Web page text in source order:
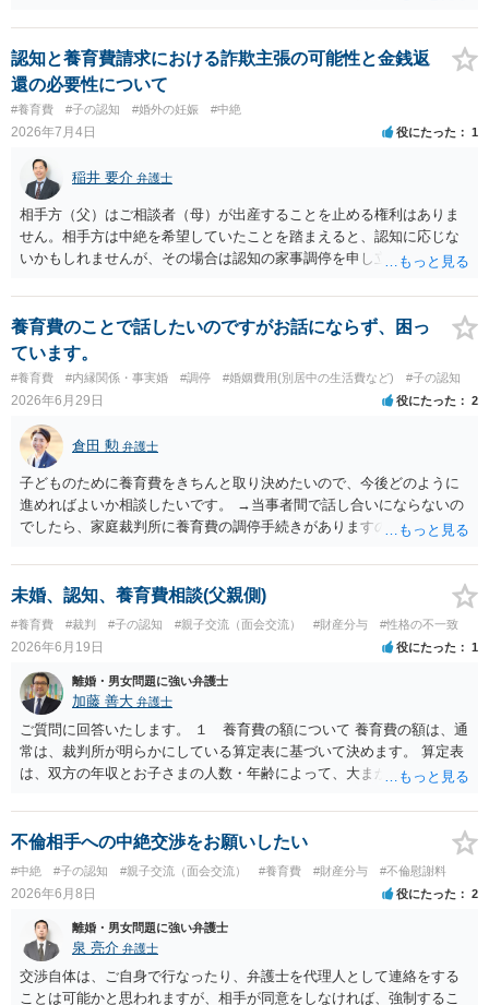
相手に弁護士がついているということであれば、依頼をするかしない
かは別として一度ご自身も個別に弁護士に相談をされたほうが良いで
しょう。
認知と養育費請求における詐欺主張の可能性と金銭返
還の必要性について
#養育費 #子の認知 #婚外の妊娠 #中絶
2026年7月4日 役にたった 1
稲井 要介 弁護士
相手方（父）はご相談者（母）が出産することを止める権利はありま
せん。相手方は中絶を希望していたことを踏まえると、認知に応じな
いかもしれませんが、その場合は認知の家事調停を申し立てることに
方に返還すべきものです。
養育費のことで話したいのですがお話にならず、困っ
ています。
#養育費 #内縁関係・事実婚 #調停 #婚姻費用(別居中の生活費など) #子の認知
2026年6月29日 役にたった 2
倉田 勲 弁護士
子どものために養育費をきちんと取り決めたいので、今後どのように
進めればよいか相談したいです。 →当事者間で話し合いにならないの
でしたら、家庭裁判所に養育費の調停手続きがありますので、そちら
養育費の金額を決めるよう勧めてくれます。 仮に合意が成立しなけれ
ば裁判官が金額を判断する審判手続きに進みますので、金額は確実に
未婚、認知、養育費相談(父親側)
#養育費 #裁判 #子の認知 #親子交流（面会交流） #財産分与 #性格の不一致
2026年6月19日 役にたった 1
離婚・男女問題に強い弁護士
加藤 善大 弁護士
ご質問に回答いたします。 １ 養育費の額について 養育費の額は、通
常は、裁判所が明らかにしている算定表に基づいて決めます。 算定表
は、双方の年収とお子さまの人数・年齢によって、大まかな金額がわ
的な金額はわかりません。 例えば、育児中ということで相手女性が働
いていない場合は、年収がゼロか、 年収が１００万円ほどかる前提で
算定することがありますが、 いずれも、月額養育費は４万円から６万
円の範囲になると思われます（年収ゼロとすると６万円に近づき、年
収１００万円とすると４万円に近づく感じです。）。 （息子さんの支
出を考慮して養育費を決めることは通常はありませんのでご注意くだ
さい。） ２ マンション等の権利について 相手の言い分はおそらく、
財産分与をしたいということだと思われます。 原則として、財産分与
は、結婚した後に離婚した場合、 結婚期間中に築いた財産を、原則と
不倫相手への中絶交渉をお願いしたい
#中絶 #子の認知 #親子交流（面会交流） #養育費 #財産分与 #不倫慰謝料
2026年6月8日 役にたった 2
離婚・男女問題に強い弁護士
泉 亮介 弁護士
交渉自体は、ご自身で行なったり、弁護士を代理人として連絡をする
ことは可能かと思われますが、相手が同意をしなければ、強制するこ